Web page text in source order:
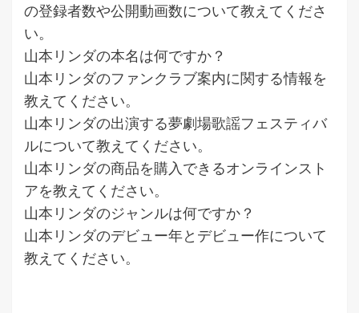
の登録者数や公開動画数について教えてくださ
い。
山本リンダの本名は何ですか？
山本リンダのファンクラブ案内に関する情報を
教えてください。
山本リンダの出演する夢劇場歌謡フェスティバ
ルについて教えてください。
山本リンダの商品を購入できるオンラインスト
アを教えてください。
山本リンダのジャンルは何ですか？
山本リンダのデビュー年とデビュー作について
教えてください。